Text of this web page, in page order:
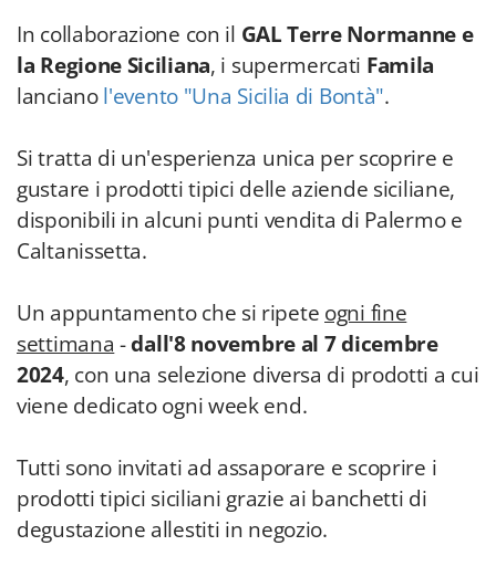
In collaborazione con il GAL Terre Normanne e
la Regione Siciliana, i supermercati Famila
lancianol'evento "Una Sicilia di Bontà".
Si tratta di un'esperienza unica per scoprire e
gustare i prodotti tipici delle aziende siciliane,
disponibili in alcuni punti vendita di Palermo e
Caltanissetta.
Un appuntamento che si ripete ogni fine
settimana -dall'8 novembre al 7 dicembre
2024, con una selezione diversa di prodotti a cui
viene dedicato ogni week end.
Tutti sono invitati ad assaporare e scoprire i
prodotti tipici siciliani grazie ai banchetti di
degustazione allestiti in negozio.